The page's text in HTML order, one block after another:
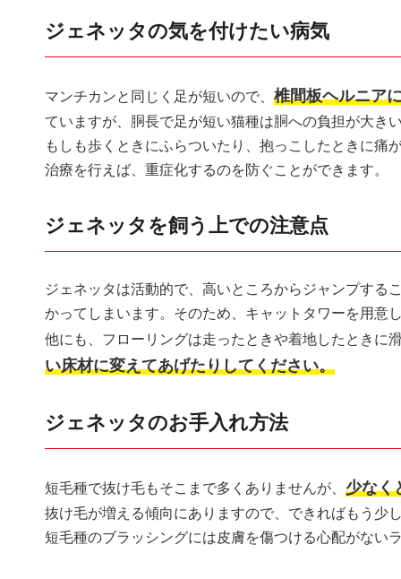
ジェネッタの気を付けたい病気
マンチカンと同じく足が短いので、 椎間板ヘルニア
ていますが、胴長で足が短い猫種は胴への負担が大き
もしも歩くときにふらついたり、抱っこしたときに痛
治療を行えば、重症化するのを防ぐことができます。
ジェネッタを飼う上での注意点
ジェネッタは活動的で、高いところからジャンプする
かってしまいます。そのため、キャットタワーを用意
他にも、フローリングは走ったときや着地したときに
い床材に変えてあげたりしてください。
ジェネッタのお手入れ方法
短毛種で抜け毛もそこまで多くありませんが、 少なく
抜け毛が増える傾向にありますので、できればもう少
短毛種のブラッシングには皮膚を傷つける心配がない